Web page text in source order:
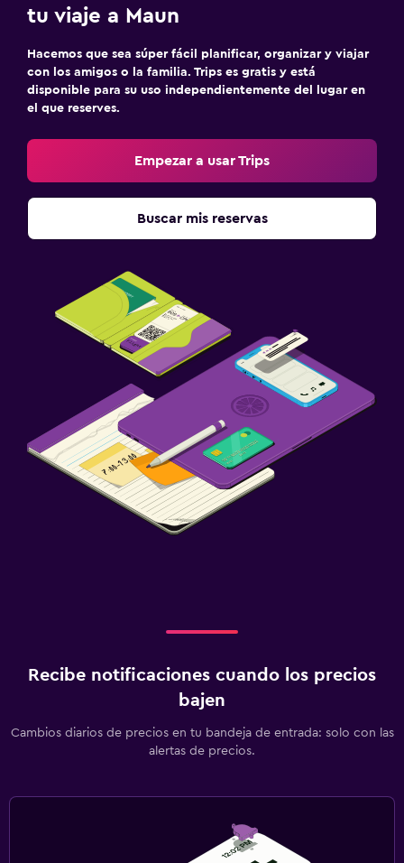
tu viaje a Maun
Hacemos que sea súper fácil planificar, organizar y viajar
con los amigos o la familia. Trips es gratis y está
disponible para su uso independientemente del lugar en
el que reserves.
Empezar a usar Trips
Buscar mis reservas
Recibe notificaciones cuando los precios
bajen
Cambios diarios de precios en tu bandeja de entrada: solo con las
alertas de precios.